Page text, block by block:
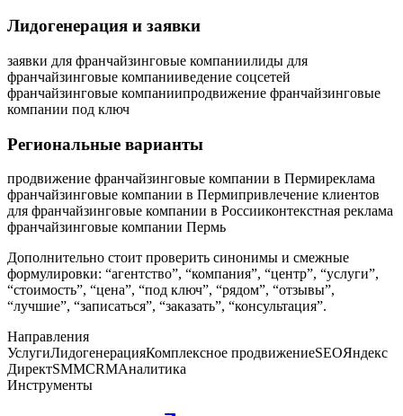
Лидогенерация и заявки
заявки для франчайзинговые компаниилиды для
франчайзинговые компанииведение соцсетей
франчайзинговые компаниипродвижение франчайзинговые
компании под ключ
Региональные варианты
продвижение франчайзинговые компании в Пермиреклама
франчайзинговые компании в Пермипривлечение клиентов
для франчайзинговые компании в Россииконтекстная реклама
франчайзинговые компании Пермь
Дополнительно стоит проверить синонимы и смежные
формулировки: “агентство”, “компания”, “центр”, “услуги”,
“стоимость”, “цена”, “под ключ”, “рядом”, “отзывы”,
“лучшие”, “записаться”, “заказать”, “консультация”.
Направления
УслугиЛидогенерацияКомплексное продвижениеSEOЯндекс
ДиректSMMCRMАналитика
Инструменты